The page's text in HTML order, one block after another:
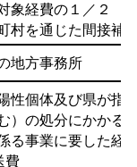
象経費の１／２
町村を通じた間接
地方事務所
性個体及び県が指
）の処分にかかる
る事業に要した経
費